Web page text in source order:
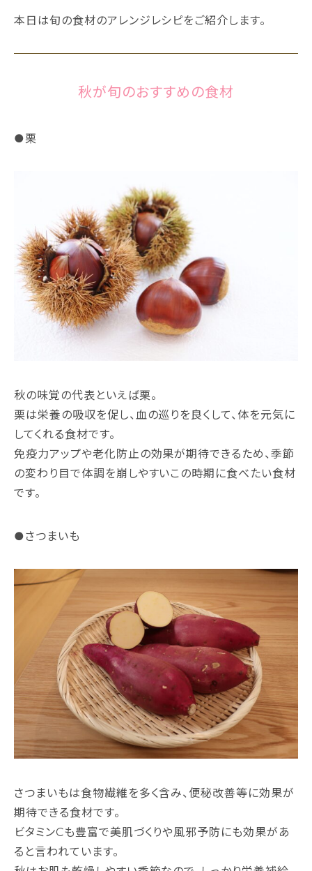
本日は旬の食材のアレンジレシピをご紹介します。
秋が旬のおすすめの食材
●栗
秋の味覚の代表といえば栗。
栗は栄養の吸収を促し、血の巡りを良くして、体を元気に
してくれる食材です。
免疫力アップや老化防止の効果が期待できるため、季節
の変わり目で体調を崩しやすいこの時期に食べたい食材
です。
●さつまいも
さつまいもは食物繊維を多く含み、便秘改善等に効果が
期待できる食材です。
ビタミンCも豊富で美肌づくりや風邪予防にも効果があ
ると言われています。